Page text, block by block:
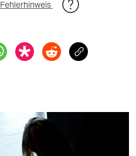
Fehlerhinweis